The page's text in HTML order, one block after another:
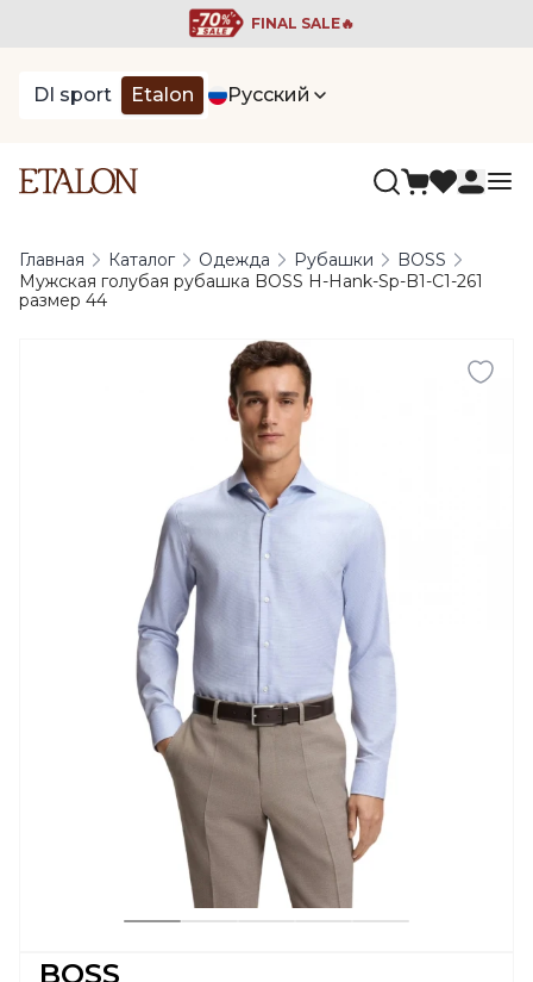
FINAL SALE🔥
DI sport Etalon Русский
Главная Каталог Одежда Рубашки
BOSS
Мужская голубая рубашка BOSS H-Hank-Sp-B1-C1-261
размер 44
BOSS